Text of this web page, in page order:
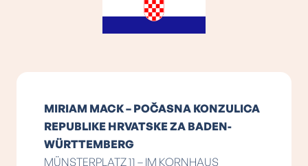
MIRIAM MACK – POČASNA KONZULICA
REPUBLIKE HRVATSKE ZA BADEN-
WÜRTTEMBERG
MÜNSTERPLATZ 11 – IM KORNHAUS